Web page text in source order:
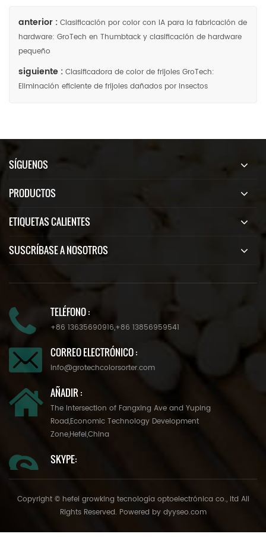
anterior : Clasificación por color con IA para la fabricación de
hardware: GroTech en Thumbtack y clasificación de hardware
pequeño
siguiente : Clasificadora de color de frijoles GroTech:
Eliminación eficiente de frijoles dañados por insectos
SÍGUENOS
PRODUCTOS
ETIQUETAS CALIENTES
SUSCRÍBASE A NOSOTROS
TELÉFONO :
+86 13635690916,+86 13856959541
CORREO ELECTRÓNICO :
info@grotechcolorsorter.com
AÑADIR :
The Intersection of Fangxing Ave and Yuping
Road,Economic Technology Development
Zone,Hefei,China
SKYPE:
Copyright © hefei growking tecnología optoelectrónica co., ltd All
Rights Reserved. Powered by dyyseo.com